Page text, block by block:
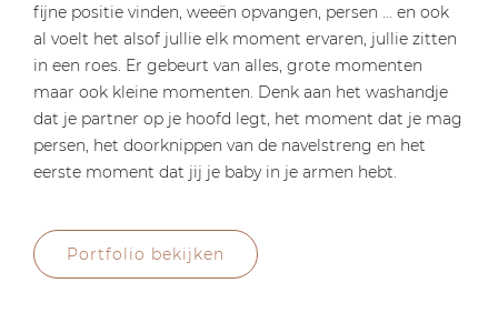
fijne positie vinden, weeën opvangen, persen ... en ook
al voelt het alsof jullie elk moment ervaren, jullie zitten
in een roes. Er gebeurt van alles, grote momenten
maar ook kleine momenten. Denk aan het washandje
dat je partner op je hoofd legt, het moment dat je mag
persen, het doorknippen van de navelstreng en het
eerste moment dat jij je baby in je armen hebt.
Portfolio bekijken